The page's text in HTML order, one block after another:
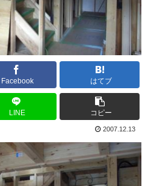
Facebook はてブ
LINE コピー
2007.12.13